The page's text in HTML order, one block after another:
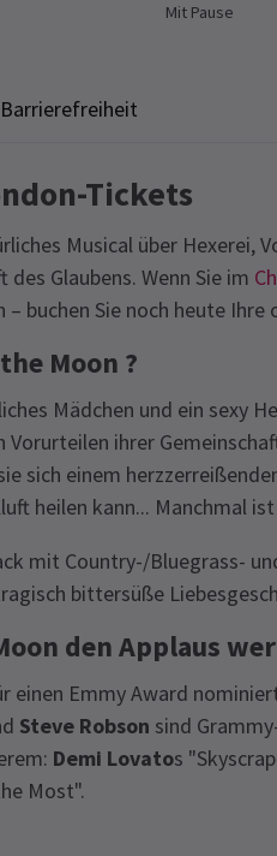
Mit Pause
Barrierefreiheit
Tickets
Musical über Hexerei,
Glaubens. Wenn Sie im
buchen Sie noch heute Ihre
Moon ?
Mädchen und ein sexy
ihrer
sich einem
heilen kann... Manchmal
mit Country-/Bluegrass-
bittersüße
den Applaus
einen Emmy Award
Steve Robson sind
Demi Lovatos
Most".